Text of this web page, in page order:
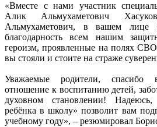
«Вместе с нами участник
Алик Альмухаметович
Альмухаметович, в вашем лице
благодарность всем нашим
героизм, проявленные на полях
вы стояли и стоите на страже
Уважаемые родители, спасибо
отношение к воспитанию детей,
духовном становлении!
ребёнка в школу» позволит вам
учебному году», – резюмировал